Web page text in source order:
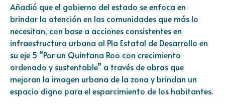
Añadió que el gobierno del estado se enfoca en
brindar la atención en las comunidades que más lo
necesitan, con base a acciones consistentes en
infraestructura urbana al Pla Estatal de Desarrollo en
su eje 5 “Por un Quintana Roo con crecimiento
ordenado y sustentable” a través de obras que
mejoran la imagen urbana de la zona y brindan un
espacio digno para el esparcimiento de los habitantes.